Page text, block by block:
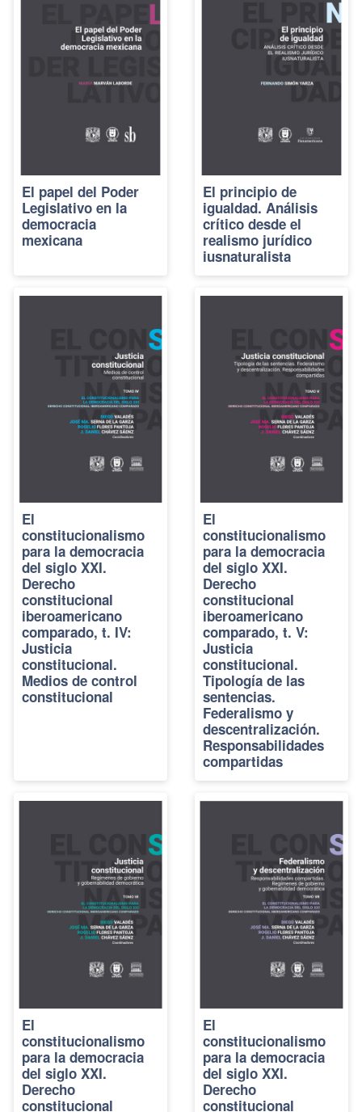
El papel del Poder
Legislativo en la
democracia
mexicana
El principio de
igualdad. Análisis
crítico desde el
realismo jurídico
iusnaturalista
El
constitucionalismo
para la democracia
del siglo XXI.
Derecho
constitucional
iberoamericano
comparado, t. IV:
Justicia
constitucional.
Medios de control
constitucional
El
constitucionalismo
para la democracia
del siglo XXI.
Derecho
constitucional
iberoamericano
comparado, t. V:
Justicia
constitucional.
Tipología de las
sentencias.
Federalismo y
descentralización.
Responsabilidades
compartidas
El
constitucionalismo
para la democracia
del siglo XXI.
Derecho
constitucional
El
constitucionalismo
para la democracia
del siglo XXI.
Derecho
constitucional